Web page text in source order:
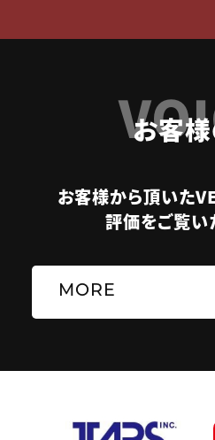
お客
お客様から頂いた
評価をご覧い
MORE